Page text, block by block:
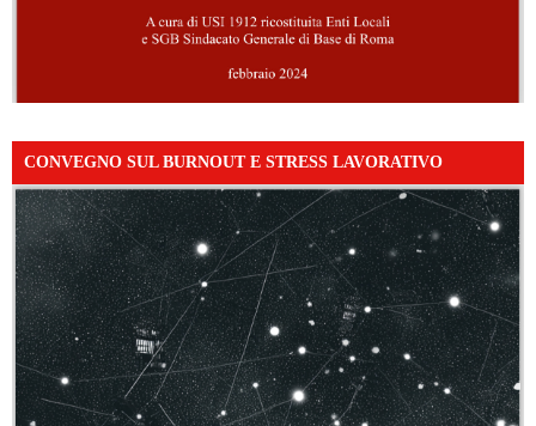
CONVEGNO SUL BURNOUT E STRESS LAVORATIVO